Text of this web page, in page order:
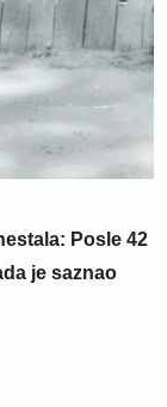
Posle 42
je saznao